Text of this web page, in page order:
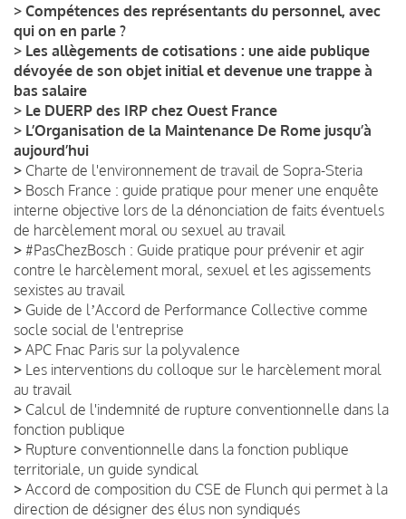
> Compétences des représentants du personnel, avec
qui on en parle ?
> Les allègements de cotisations : une aide publique
dévoyée de son objet initial et devenue une trappe à
bas salaire
> Le DUERP des IRP chez Ouest France
> L’Organisation de la Maintenance De Rome jusqu’à
aujourd’hui
> Charte de l'environnement de travail de Sopra-Steria
> Bosch France : guide pratique pour mener une enquête
interne objective lors de la dénonciation de faits éventuels
de harcèlement moral ou sexuel au travail
> #PasChezBosch : Guide pratique pour prévenir et agir
contre le harcèlement moral, sexuel et les agissements
sexistes au travail
> Guide de lʼAccord de Performance Collective comme
socle social de l'entreprise
> APC Fnac Paris sur la polyvalence
> Les interventions du colloque sur le harcèlement moral
au travail
> Calcul de l'indemnité de rupture conventionnelle dans la
fonction publique
> Rupture conventionnelle dans la fonction publique
territoriale, un guide syndical
> Accord de composition du CSE de Flunch qui permet à la
direction de désigner des élus non syndiqués